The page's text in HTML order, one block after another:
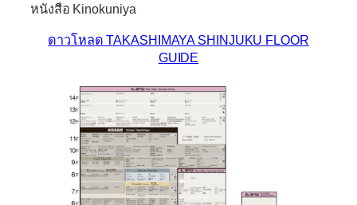
หนังสือ Kinokuniya
ดาวโหลด TAKASHIMAYA SHINJUKU FLOOR
GUIDE